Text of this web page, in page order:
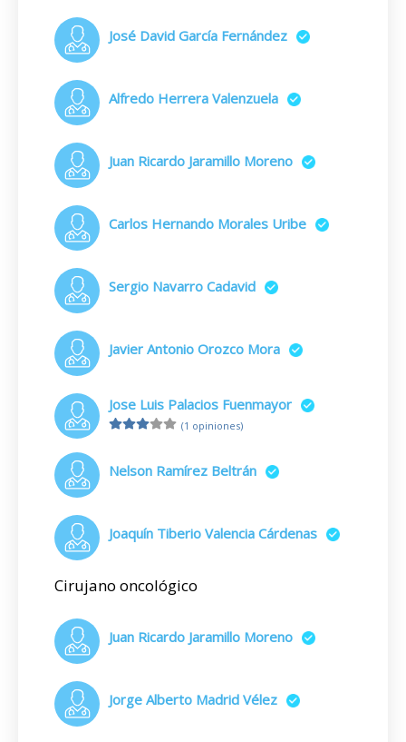
José David García Fernández
Alfredo Herrera Valenzuela
Juan Ricardo Jaramillo Moreno
Carlos Hernando Morales Uribe
Sergio Navarro Cadavid
Javier Antonio Orozco Mora
Jose Luis Palacios Fuenmayor
(1 opiniones)
Nelson Ramírez Beltrán
Joaquín Tiberio Valencia Cárdenas
Cirujano oncológico
Juan Ricardo Jaramillo Moreno
Jorge Alberto Madrid Vélez